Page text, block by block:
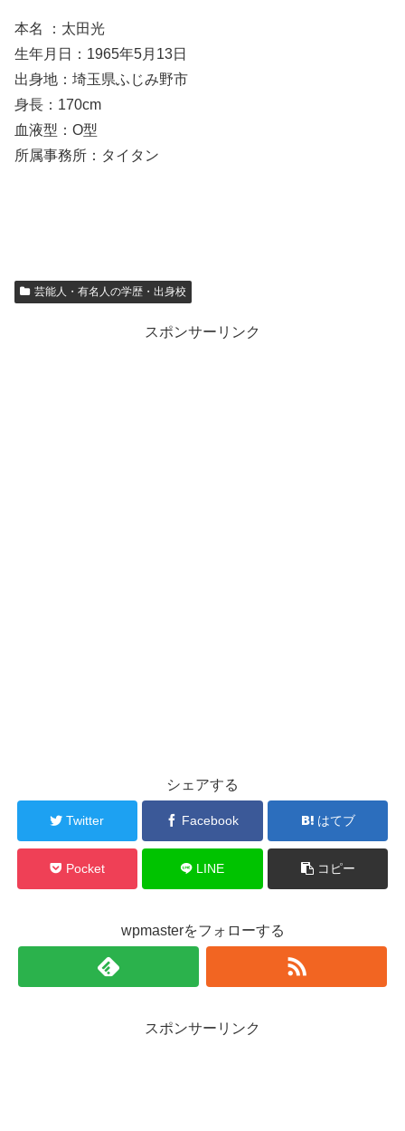
本名 ：太田光
生年月日：1965年5月13日
出身地：埼玉県ふじみ野市
身長：170cm
血液型：O型
所属事務所：タイタン
芸能人・有名人の学歴・出身校
スポンサーリンク
シェアする
Twitter Facebook はてブ
Pocket LINE コピー
wpmasterをフォローする
スポンサーリンク